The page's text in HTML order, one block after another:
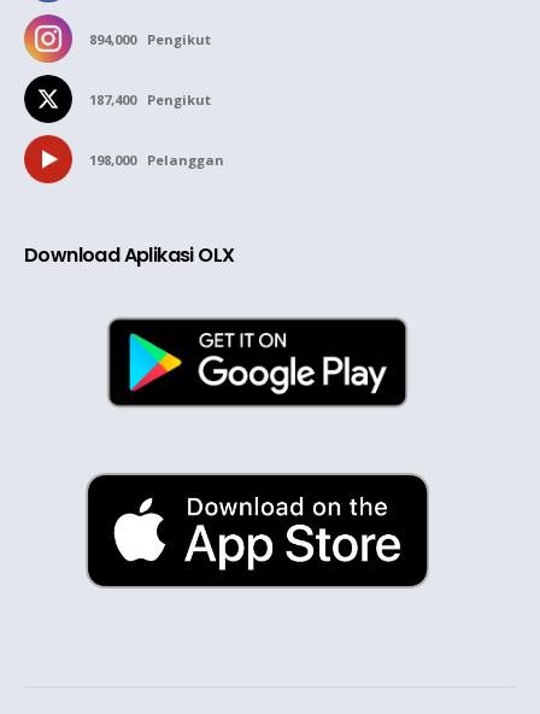
894,000 Pengikut
187,400 Pengikut
198,000 Pelanggan
Download Aplikasi OLX